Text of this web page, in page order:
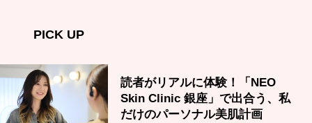
PICK UP
読者がリアルに体験！「NEO
Skin Clinic 銀座」で出合う、私
だけのパーソナル美肌計画